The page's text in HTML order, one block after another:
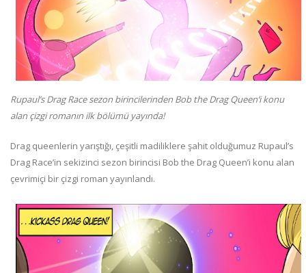
Rupaul’s Drag Race sezon birincilerinden Bob the Drag Queen’i konu
alan çizgi romanın ilk bölümü yayında!
Drag queenlerin yarıştığı, çeşitli madiliklere şahit olduğumuz Rupaul’s
Drag Race’in sekizinci sezon birincisi Bob the Drag Queen’i konu alan
çevrimiçi bir çizgi roman yayınlandı.